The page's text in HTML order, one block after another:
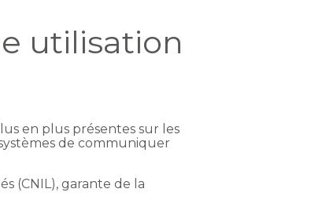
utilisation
en plus présentes sur les
de communiquer
(CNIL), garante de la